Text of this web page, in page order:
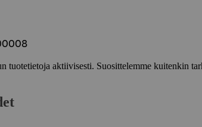
tuotetietoja aktiivisesti. Suosittelemme kuitenkin